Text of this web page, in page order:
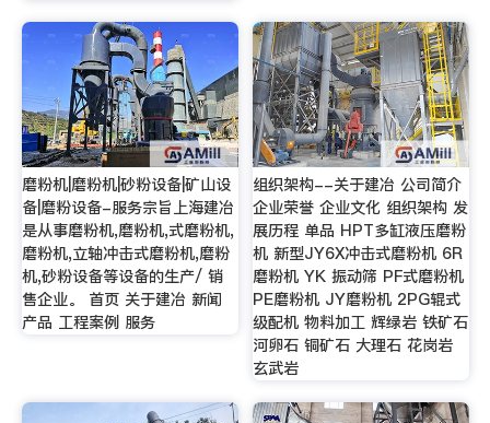
磨粉机|磨粉机|砂粉设备|矿山设
备|磨粉设备-服务宗旨上海建冶
是从事磨粉机,磨粉机,式磨粉机,
磨粉机,立轴冲击式磨粉机,磨粉
机,砂粉设备等设备的生产/ 销
售企业。 首页 关于建冶 新闻
产品 工程案例 服务
组织架构--关于建冶 公司简介
企业荣誉 企业文化 组织架构 发
展历程 单品 HPT多缸液压磨粉
机 新型JY6X冲击式磨粉机 6R
磨粉机 YK 振动筛 PF式磨粉机
PE磨粉机 JY磨粉机 2PG辊式
级配机 物料加工 辉绿岩 铁矿石
河卵石 铜矿石 大理石 花岗岩
玄武岩